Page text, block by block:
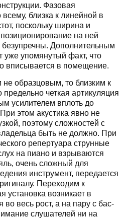
Фазовая
всему, близка к линейной в
поскольку ширина и
на ней
безупречны. Дополнительным
уже упомянутый факт, что
вписывается в помещение.
не образцовым, то близким к
предельно четкая артикуляция
усилителем вплоть до
этом акустика явно не
поэтому сложностей с
быть не должно. При
репертуара струнные
на пиано и взрываются
очень сложный для
инструмент, передается
Переходим к
установка возникает в
весь рост, а на пару с бас-
слушателей ни на